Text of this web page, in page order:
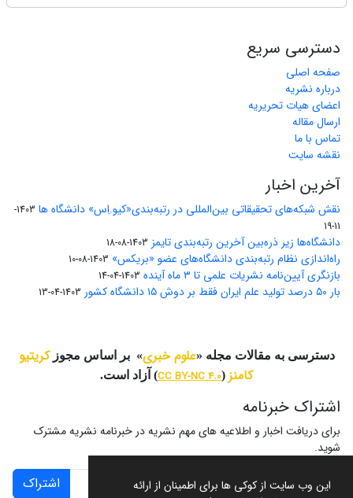
این وب سایت از کوکی ها برای اطمینان از ارائه
دسترسی سریع
صفحه اصلی
درباره نشریه
اعضای هیات تحریریه
ارسال مقاله
تماس با ما
نقشه سایت
آخرین اخبار
نقش شبکه‌های تحقیقاتی بین‌المللی در رتبه‌بندی«کیو.اِس» دانشگاه ها
1403-
11-19
دانشگاه‌ها زیر ذره‌بین آخرین رتبه‌بندی تایمز 1403-08-18
راه‌اندازی نظام رتبه‌بندی دانشگاه‌‌های عضو «بریکس» 1403-08-10
بازنگری آیین‌نامه نشریات علمی تا ۳ ماه آینده 1403-04-14
بار ۵۰ درصد تولید علم ایران فقط بر دوش ۱۵ دانشگاه کشور 1403-04-13
دسترسی به مقالات مجله «علوم خبری» بر اساس مجوزکریتیو
کامنز (
CC BY-NC 4.0) آزاد است.
اشتراک خبرنامه
برای دریافت اخبار و اطلاعیه های مهم نشریه در خبرنامه نشریه مشترک
شوید.
اشتراک